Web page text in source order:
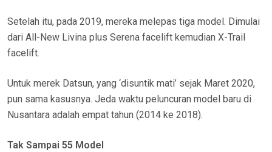
Setelah itu, pada 2019, mereka melepas tiga model. Dimulai
dari All-New Livina plus Serena facelift kemudian X-Trail
facelift.
Untuk merek Datsun, yang ‘disuntik mati’ sejak Maret 2020,
pun sama kasusnya. Jeda waktu peluncuran model baru di
Nusantara adalah empat tahun (2014 ke 2018).
Tak Sampai 55 Model